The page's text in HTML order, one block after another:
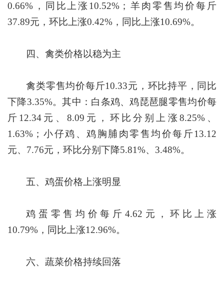
0.66%，同比上涨10.52%；羊肉零售均价每斤
37.89元，环比上涨0.42%，同比上涨10.69%。
四、禽类价格以稳为主
禽类零售均价每斤10.33元，环比持平，同比
下降3.35%。其中：白条鸡、鸡琵琶腿零售均价每
斤12.34元、8.09元，环比分别上涨8.25%、
1.63%；小仔鸡、鸡胸脯肉零售均价每斤13.12
元、7.76元，环比分别下降5.81%、3.48%。
五、鸡蛋价格上涨明显
鸡蛋零售均价每斤4.62元，环比上涨
10.79%，同比上涨12.96%。
六、蔬菜价格持续回落